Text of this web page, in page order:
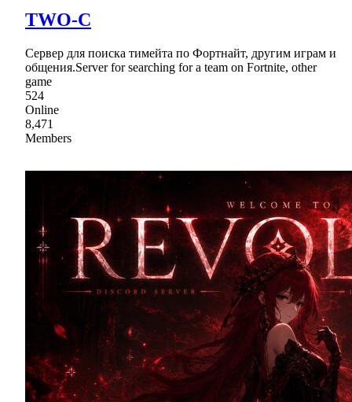
TWO-C
Сервер для поиска тимейта по Фортнайт, другим играм и
общения.Server for searching for a team on Fortnite, other
game
524
Online
8,471
Members